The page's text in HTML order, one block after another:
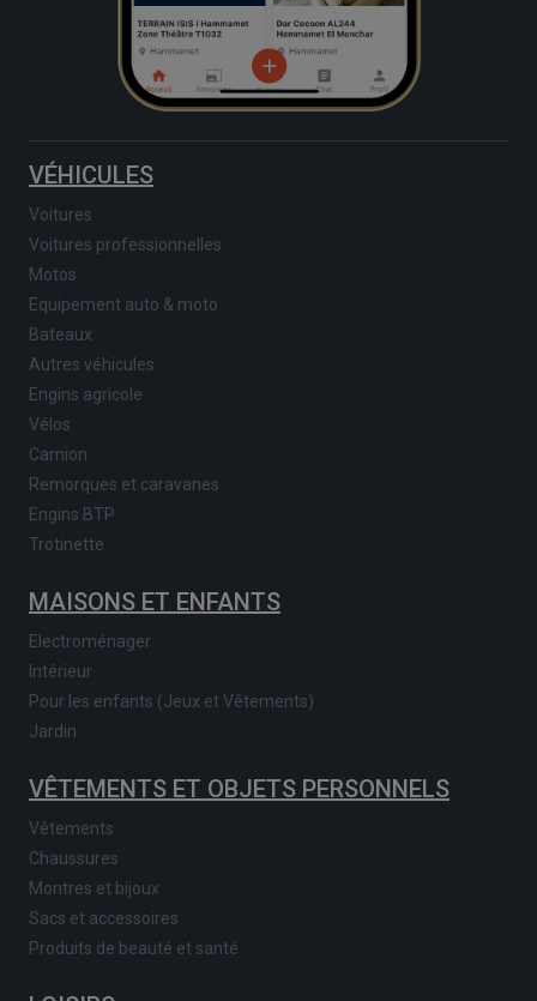
VÉHICULES
Voitures
Voitures professionnelles
Motos
Equipement auto & moto
Bateaux
Autres véhicules
Engins agricole
Vélos
Camion
Remorques et caravanes
Engins BTP
Trotinette
MAISONS ET ENFANTS
Electroménager
Intérieur
Pour les enfants (Jeux et Vêtements)
Jardin
VÊTEMENTS ET OBJETS PERSONNELS
Vêtements
Chaussures
Montres et bijoux
Sacs et accessoires
Produits de beauté et santé